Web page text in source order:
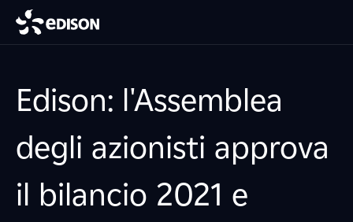
Edison: l'Assemblea
degli azionisti approva
il bilancio 2021 e